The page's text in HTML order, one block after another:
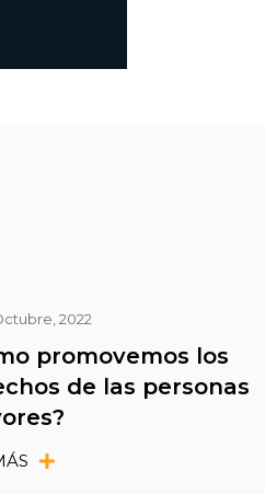
2022
promovemos los
de las personas